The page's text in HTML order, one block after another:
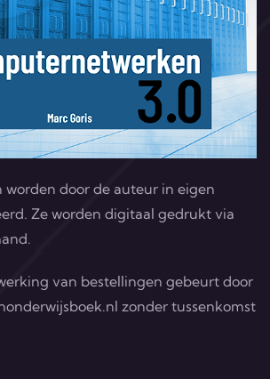
worden door de auteur in eigen
Ze worden digitaal gedrukt via
van bestellingen gebeurt door
zonder tussenkomst